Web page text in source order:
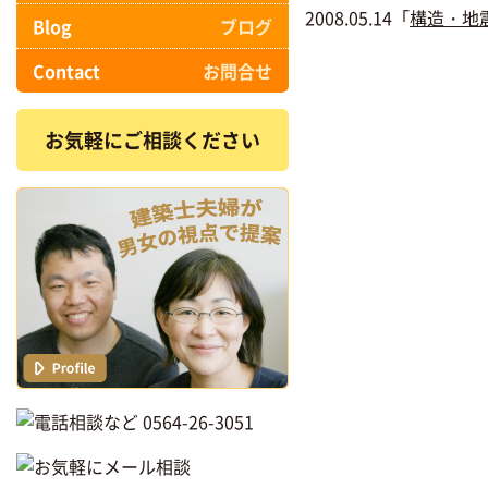
Blog
ブログ
Contact
お問合せ
2008.05.14「構造・地
お気軽にご相談ください